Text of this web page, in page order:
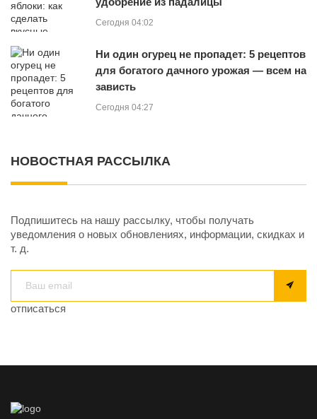
Сегодня 04:02
Ни один огурец не пропадет: 5 рецептов
для богатого дачного урожая — всем на
зависть
Сегодня 04:27
НОВОСТНАЯ РАССЫЛКА
Подпишитесь на нашу рассылку, чтобы получать
уведомления о новых обновлениях, информации, скидках и
т. д.
отписаться